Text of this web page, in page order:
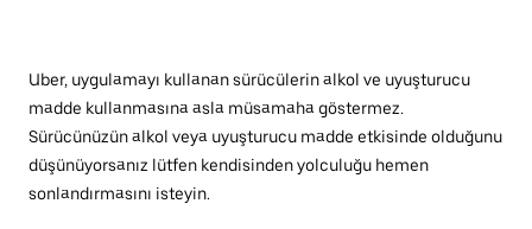
Uber, uygulamayı kullanan sürücülerin alkol ve uyuşturucu
madde kullanmasına asla müsamaha göstermez.
Sürücünüzün alkol veya uyuşturucu madde etkisinde olduğunu
düşünüyorsanız lütfen kendisinden yolculuğu hemen
sonlandırmasını isteyin.